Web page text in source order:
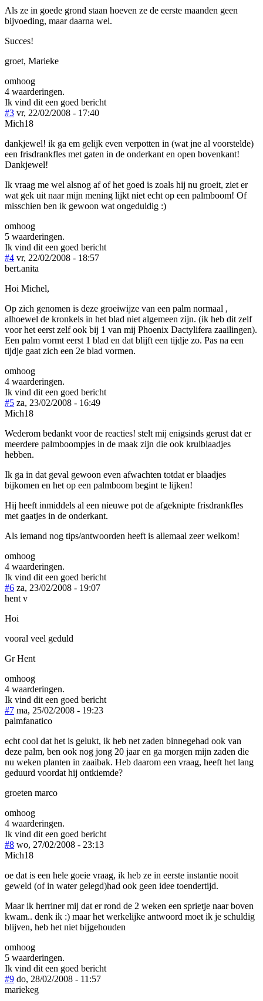
Als ze in goede grond staan hoeven ze de eerste maanden geen
bijvoeding, maar daarna wel.
Succes!
groet, Marieke
omhoog
4 waarderingen.
Ik vind dit een goed bericht
#3 vr, 22/02/2008 - 17:40
Mich18
dankjewel! ik ga em gelijk even verpotten in (wat jne al voorstelde)
een frisdrankfles met gaten in de onderkant en open bovenkant!
Dankjewel!
Ik vraag me wel alsnog af of het goed is zoals hij nu groeit, ziet er
wat gek uit naar mijn mening lijkt niet echt op een palmboom! Of
misschien ben ik gewoon wat ongeduldig :)
omhoog
5 waarderingen.
Ik vind dit een goed bericht
#4 vr, 22/02/2008 - 18:57
bert.anita
Hoi Michel,
Op zich genomen is deze groeiwijze van een palm normaal ,
alhoewel de kronkels in het blad niet algemeen zijn. (ik heb dit zelf
voor het eerst zelf ook bij 1 van mij Phoenix Dactylifera zaailingen).
Een palm vormt eerst 1 blad en dat blijft een tijdje zo. Pas na een
tijdje gaat zich een 2e blad vormen.
omhoog
4 waarderingen.
Ik vind dit een goed bericht
#5 za, 23/02/2008 - 16:49
Mich18
Wederom bedankt voor de reacties! stelt mij enigsinds gerust dat er
meerdere palmboompjes in de maak zijn die ook krulblaadjes
hebben.
Ik ga in dat geval gewoon even afwachten totdat er blaadjes
bijkomen en het op een palmboom begint te lijken!
Hij heeft inmiddels al een nieuwe pot de afgeknipte frisdrankfles
met gaatjes in de onderkant.
Als iemand nog tips/antwoorden heeft is allemaal zeer welkom!
omhoog
4 waarderingen.
Ik vind dit een goed bericht
#6 za, 23/02/2008 - 19:07
hent v
Hoi
vooral veel geduld
Gr Hent
omhoog
4 waarderingen.
Ik vind dit een goed bericht
#7 ma, 25/02/2008 - 19:23
palmfanatico
echt cool dat het is gelukt, ik heb net zaden binnegehad ook van
deze palm, ben ook nog jong 20 jaar en ga morgen mijn zaden die
nu weken planten in zaaibak. Heb daarom een vraag, heeft het lang
geduurd voordat hij ontkiemde?
groeten marco
omhoog
4 waarderingen.
Ik vind dit een goed bericht
#8 wo, 27/02/2008 - 23:13
Mich18
oe dat is een hele goeie vraag, ik heb ze in eerste instantie nooit
geweld (of in water gelegd)had ook geen idee toendertijd.
Maar ik herriner mij dat er rond de 2 weken een sprietje naar boven
kwam.. denk ik :) maar het werkelijke antwoord moet ik je schuldig
blijven, heb het niet bijgehouden
omhoog
5 waarderingen.
Ik vind dit een goed bericht
#9 do, 28/02/2008 - 11:57
mariekeg